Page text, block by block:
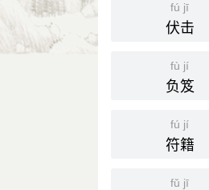
清 昭槤
鲁迅 《
国语辞典
[ fú jī ]
上画出文字
fú jī
伏击
fù jí
负笈
fú jí
符籍
fǔ jī